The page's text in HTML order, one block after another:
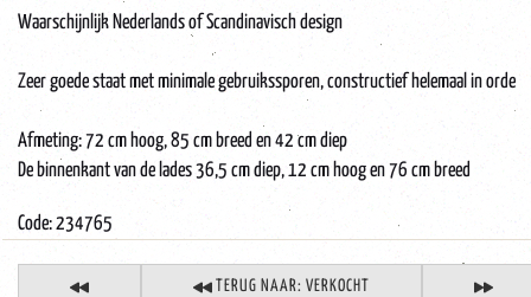
Waarschijnlijk Nederlands of Scandinavisch design
Zeer goede staat met minimale gebruikssporen, constructief helemaal in orde
Afmeting: 72 cm hoog, 85 cm breed en 42 cm diep
De binnenkant van de lades 36,5 cm diep, 12 cm hoog en 76 cm breed
Code: 234765
TERUG NAAR: VERKOCHT